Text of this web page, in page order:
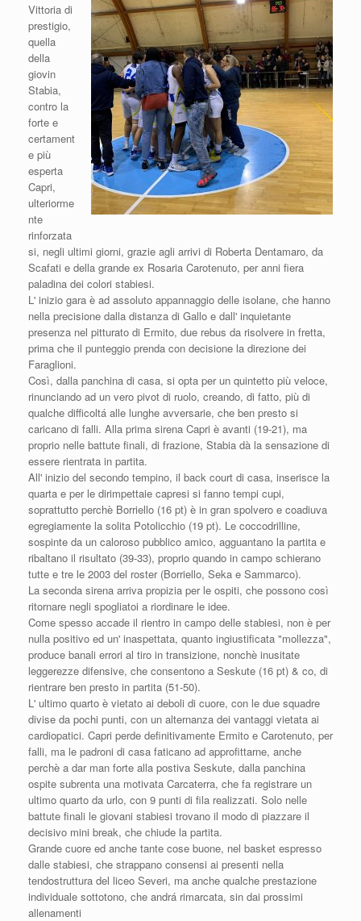
Vittoria di
prestigio,
quella
della
giovin
Stabia,
contro la
forte e
certament
e più
esperta
Capri,
ulteriorme
nte
rinforzata
si, negli ultimi giorni, grazie agli arrivi di Roberta Dentamaro, da
Scafati e della grande ex Rosaria Carotenuto, per anni fiera
paladina dei colori stabiesi.
L' inizio gara è ad assoluto appannaggio delle isolane, che hanno
nella precisione dalla distanza di Gallo e dall' inquietante
presenza nel pitturato di Ermito, due rebus da risolvere in fretta,
prima che il punteggio prenda con decisione la direzione dei
Faraglioni.
Così, dalla panchina di casa, si opta per un quintetto più veloce,
rinunciando ad un vero pivot di ruolo, creando, di fatto, più di
qualche difficoltá alle lunghe avversarie, che ben presto si
caricano di falli. Alla prima sirena Capri è avanti (19-21), ma
proprio nelle battute finali, di frazione, Stabia dà la sensazione di
essere rientrata in partita.
All' inizio del secondo tempino, il back court di casa, inserisce la
quarta e per le dirimpettaie capresi si fanno tempi cupi,
soprattutto perchè Borriello (16 pt) è in gran spolvero e coadiuva
egregiamente la solita Potolicchio (19 pt). Le coccodrilline,
sospinte da un caloroso pubblico amico, agguantano la partita e
ribaltano il risultato (39-33), proprio quando in campo schierano
tutte e tre le 2003 del roster (Borriello, Seka e Sammarco).
La seconda sirena arriva propizia per le ospiti, che possono così
ritornare negli spogliatoi a riordinare le idee.
Come spesso accade il rientro in campo delle stabiesi, non è per
nulla positivo ed un' inaspettata, quanto ingiustificata "mollezza",
produce banali errori al tiro in transizione, nonchè inusitate
leggerezze difensive, che consentono a Seskute (16 pt) & co, di
rientrare ben presto in partita (51-50).
L' ultimo quarto è vietato ai deboli di cuore, con le due squadre
divise da pochi punti, con un alternanza dei vantaggi vietata ai
cardiopatici. Capri perde definitivamente Ermito e Carotenuto, per
falli, ma le padroni di casa faticano ad approfittarne, anche
perchè a dar man forte alla postiva Seskute, dalla panchina
ospite subrenta una motivata Carcaterra, che fa registrare un
ultimo quarto da urlo, con 9 punti di fila realizzati. Solo nelle
battute finali le giovani stabiesi trovano il modo di piazzare il
decisivo mini break, che chiude la partita.
Grande cuore ed anche tante cose buone, nel basket espresso
dalle stabiesi, che strappano consensi ai presenti nella
tendostruttura del liceo Severi, ma anche qualche prestazione
individuale sottotono, che andrá rimarcata, sin dai prossimi
allenamenti